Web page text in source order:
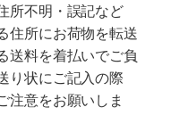
所不明・誤記など
住所にお荷物を転送
送料を着払いでご負
り状にご記入の際
注意をお願いしま